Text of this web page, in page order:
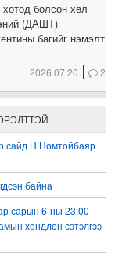
болсон хөл
(ДАШТ)
багийг нэмэлт
2026.07.20 2
сайд Н.Номтойбаяр
байна
сарын 6-ны 23:00
хөндлөн сэтэлгээ